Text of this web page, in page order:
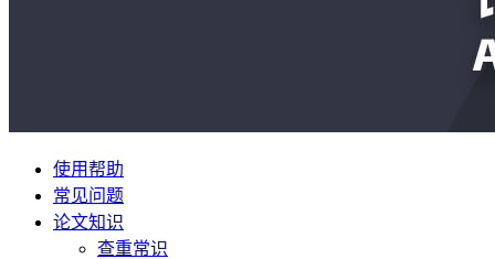
使用帮助
常见问题
论文知识
查重常识